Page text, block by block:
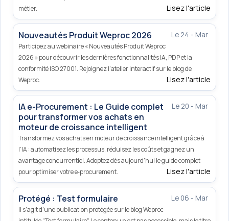
métier.
Lisez l'article
Le 24 - Mar
Nouveautés Produit Weproc 2026
Participez au webinaire « Nouveautés Produit Weproc
2026 » pour découvrir les dernières fonctionnalités IA, PDP et la
conformité ISO 27001. Rejoignez l’atelier interactif sur le blog de
Weproc.
Lisez l'article
Le 20 - Mar
IA e-Procurement : Le Guide complet
pour transformer vos achats en
moteur de croissance intelligent
Transformez vos achats en moteur de croissance intelligent grâce à
l’IA : automatisez les processus, réduisez les coûts et gagnez un
avantage concurrentiel. Adoptez dès aujourd’hui le guide complet
pour optimiser votre e‑procurement.
Lisez l'article
Le 06 - Mar
Protégé : Test formulaire
Il s'agit d'une publication protégée sur le blog Weproc